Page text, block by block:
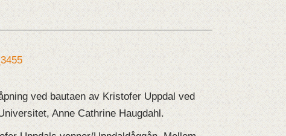
ved bautaen av Kristofer Uppdal ved
Anne Cathrine Haugdahl.